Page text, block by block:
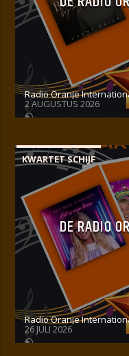
Radio Oranje
2 AUGUSTUS 2026
KWARTET SCHIJF
DE RADIO
Radio Oranje
26 JULI 2026